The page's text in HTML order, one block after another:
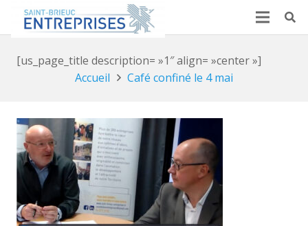
[us_page_title description= »1″ align= »center »]
Accueil
Café confiné le 4 mai